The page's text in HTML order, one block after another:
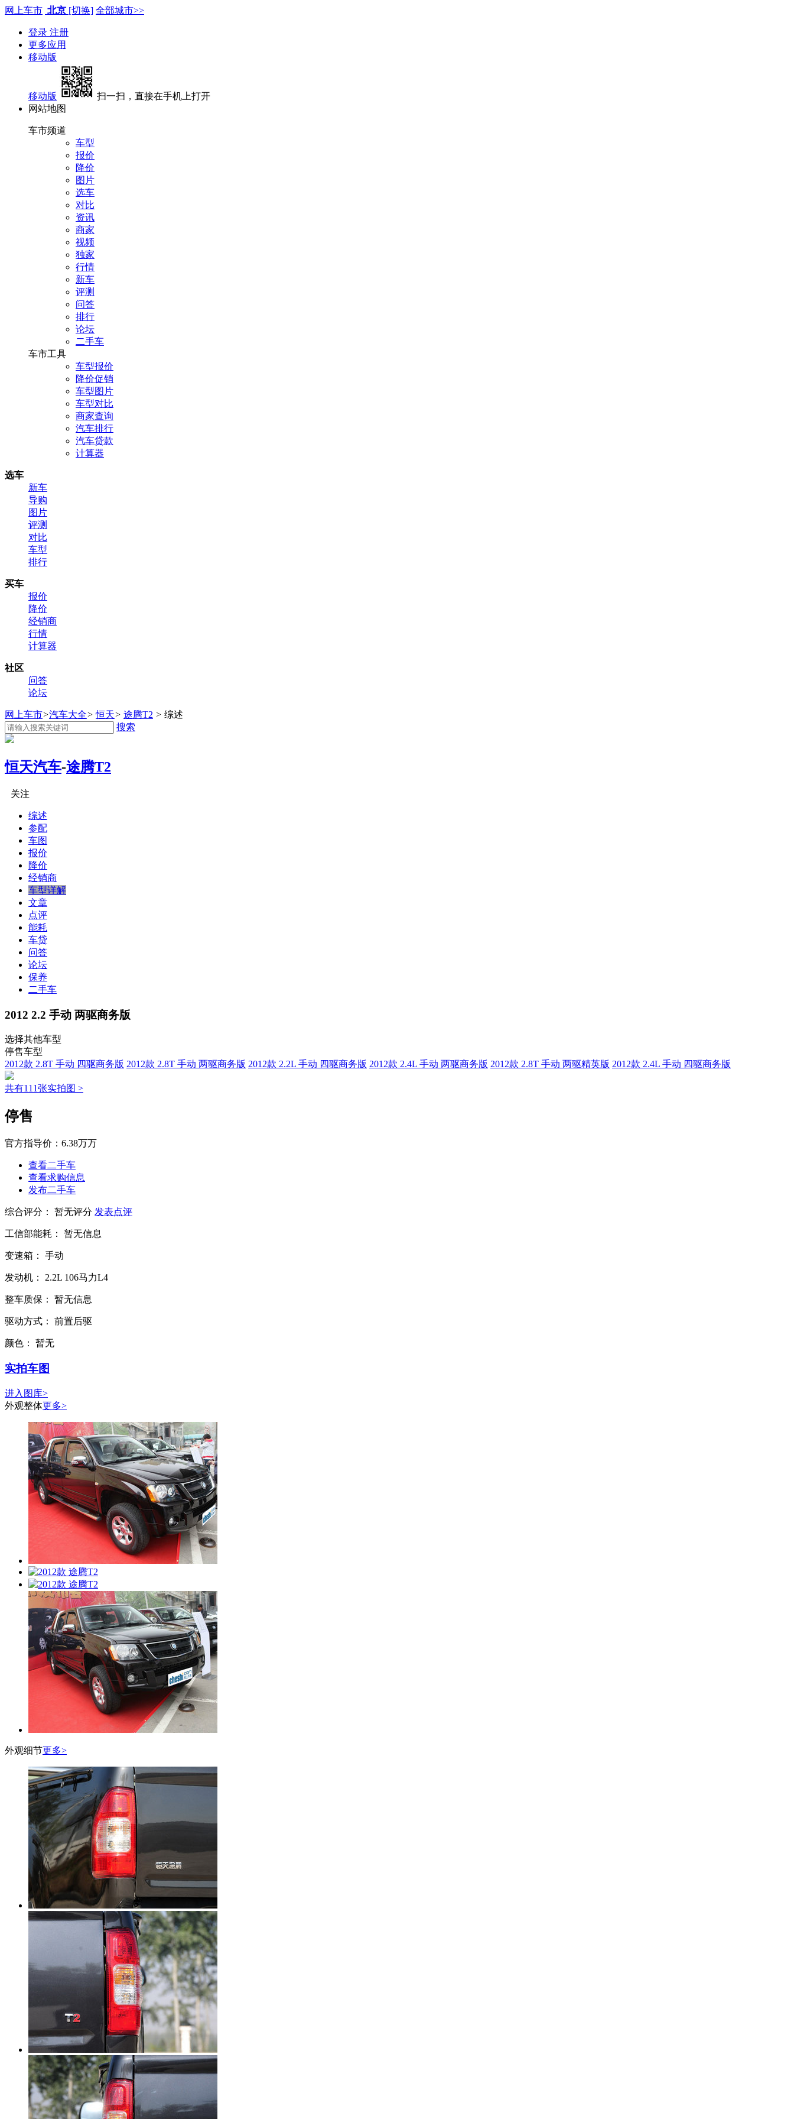
网上车市 北京 [切换] 全部城市>>
登录 注册
更多应用
移动版
移动版
扫一扫，直接在手机上打开
网站地图
车市频道
车型
报价
降价
图片
选车
对比
资讯
商家
视频
独家
行情
新车
评测
问答
排行
论坛
二手车
车市工具
车型报价
降价促销
车型图片
车型对比
商家查询
汽车排行
汽车贷款
计算器
选车
新车
导购
图片
评测
对比
车型
排行
买车
报价
降价
经销商
行情
计算器
社区
问答
论坛
网上车市>汽车大全> 恒天> 途腾T2 > 综述
搜索
恒天汽车-途腾T2
关注
综述
参配
车图
报价
降价
经销商
车型详解
文章
点评
能耗
车贷
问答
论坛
保养
二手车
2012 2.2 手动 两驱商务版
选择其他车型
停售车型
2012款 2.8T 手动 四驱商务版 2012款 2.8T 手动 两驱商务版 2012款 2.2L 手动 四驱商务版 2012款 2.4L 手动 两驱商务版 2012款 2.8T 手动 两驱精英版 2012款 2.4L 手动 四驱商务版
共有111张实拍图 >
停售
官方指导价： 6.38万万
查看二手车
查看求购信息
发布二手车
综合评分： 暂无评分 发表点评
工信部能耗： 暂无信息
变速箱： 手动
发动机： 2.2L 106马力L4
整车质保： 暂无信息
驱动方式： 前置后驱
颜色： 暂无
实拍车图
进入图库>
外观整体更多>
外观细节更多>